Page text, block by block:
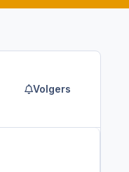
Volgers